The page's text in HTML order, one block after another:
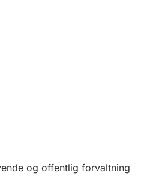
og offentlig forvaltning